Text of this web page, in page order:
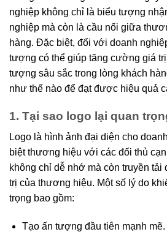
nghiệp không chỉ là biểu tượng
nghiệp mà còn là cầu nối giữa
hàng. Đặc biệt, đối với doanh
tượng có thể giúp tăng cường giá
tượng sâu sắc trong lòng khách
như thế nào để đạt được hiệu quả
1. Tại sao logo lại quan
Logo là hình ảnh đại diện cho
biệt thương hiệu với các đối thủ
không chỉ dễ nhớ mà còn truyền
trị của thương hiệu. Một số lý do
trọng bao gồm:
Tạo ấn tượng đầu tiên mạnh mẽ.